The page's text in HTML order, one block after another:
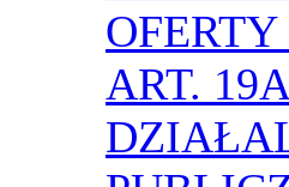
ART.